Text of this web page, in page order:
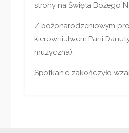
strony na Święta Bożego
Z bożonarodzeniowym
kierownictwem Pani
muzyczna).
Spotkanie zakończyło